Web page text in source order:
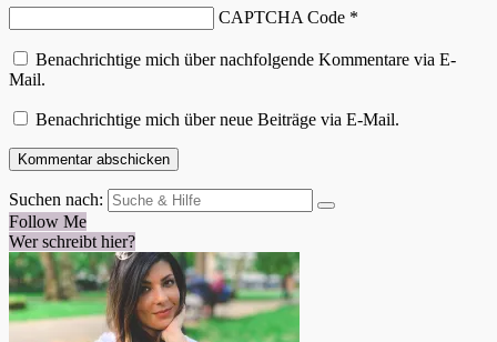
CAPTCHA Code *
Benachrichtige mich über nachfolgende Kommentare via E-
Mail.
Benachrichtige mich über neue Beiträge via E-Mail.
Suchen nach:
Follow Me
Wer schreibt hier?